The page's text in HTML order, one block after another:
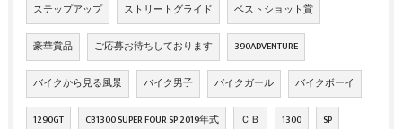
ステップアップ ストリートグライド ベストショット賞
豪華賞品 ご応募お待ちしております 390ADVENTURE
バイクから見る風景 バイク男子 バイクガール バイクボーイ
1290GT CB1300 SUPER FOUR SP 2019年式 ＣＢ 1300 SP